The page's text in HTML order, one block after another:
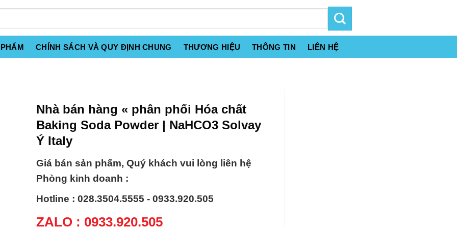
CHÍNH SÁCH VÀ QUY ĐỊNH CHUNG THƯƠNG HIỆU THÔNG TIN LIÊN HỆ
Nhà bán hàng « phân phối Hóa chất
Baking Soda Powder | NaHCO3 Solvay
Ý Italy
Giá bán sản phẩm, Quý khách vui lòng liên hệ
Phòng kinh doanh :
Hotline : 028.3504.5555 - 0933.920.505
ZALO : 0933.920.505